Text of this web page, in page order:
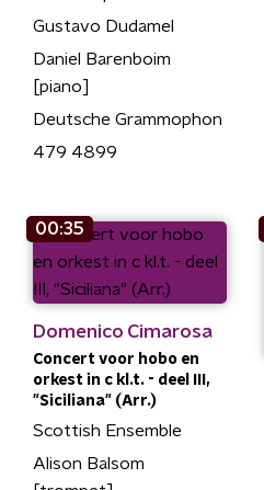
Gustavo Dudamel
Daniel Barenboim
[piano]
Deutsche Grammophon
479 4899
00:35
Domenico Cimarosa
Concert voor hobo en
orkest in c kl.t. - deel III,
"Siciliana" (Arr.)
Scottish Ensemble
Alison Balsom